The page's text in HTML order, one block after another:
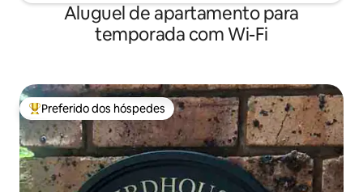
Aluguel de apartamento para
temporada com Wi-Fi
Entre os melhores preferidos dos hóspedes
Preferido dos hóspedes